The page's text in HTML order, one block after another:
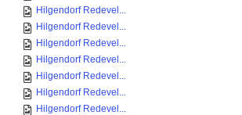
Hilgendorf Redevel...
Hilgendorf Redevel...
Hilgendorf Redevel...
Hilgendorf Redevel...
Hilgendorf Redevel...
Hilgendorf Redevel...
Hilgendorf Redevel...